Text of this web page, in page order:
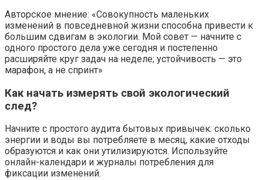
Авторское мнение: «Совокупность маленьких
изменений в повседневной жизни способна привести к
большим сдвигам в экологии. Мой совет — начните с
одного простого дела уже сегодня и постепенно
расширяйте круг задач на неделе; устойчивость — это
марафон, а не спринт»
Как начать измерять свой экологический
след?
Начните с простого аудита бытовых привычек: сколько
энергии и воды вы потребляете в месяц, какие отходы
образуются и как они утилизируются. Используйте
онлайн-календари и журналы потребления для
фиксации изменений.